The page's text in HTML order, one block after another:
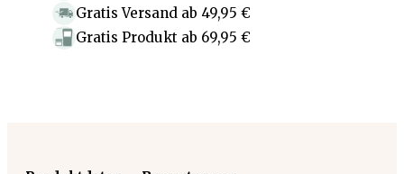
Gratis Versand ab 49,95 €
Gratis Produkt ab 69,95 €